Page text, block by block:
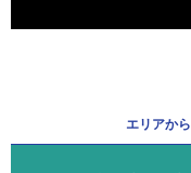
エリアから